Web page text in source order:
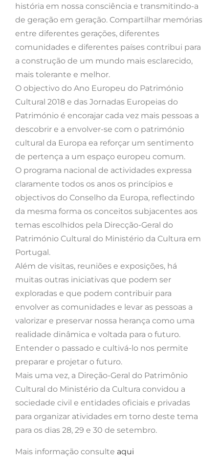
história em nossa consciência e transmitindo-a
de geração em geração. Compartilhar memórias
entre diferentes gerações, diferentes
comunidades e diferentes países contribui para
a construção de um mundo mais esclarecido,
mais tolerante e melhor.
O objectivo do Ano Europeu do Património
Cultural 2018 e das Jornadas Europeias do
Património é encorajar cada vez mais pessoas a
descobrir e a envolver-se com o património
cultural da Europa ea reforçar um sentimento
de pertença a um espaço europeu comum.
O programa nacional de actividades expressa
claramente todos os anos os princípios e
objectivos do Conselho da Europa, reflectindo
da mesma forma os conceitos subjacentes aos
temas escolhidos pela Direcção-Geral do
Património Cultural do Ministério da Cultura em
Portugal.
Além de visitas, reuniões e exposições, há
muitas outras iniciativas que podem ser
exploradas e que podem contribuir para
envolver as comunidades e levar as pessoas a
valorizar e preservar nossa herança como uma
realidade dinâmica e voltada para o futuro.
Entender o passado e cultivá-lo nos permite
preparar e projetar o futuro.
Mais uma vez, a Direção-Geral do Patrimônio
Cultural do Ministério da Cultura convidou a
sociedade civil e entidades oficiais e privadas
para organizar atividades em torno deste tema
para os dias 28, 29 e 30 de setembro.
Mais informação consulte aqui